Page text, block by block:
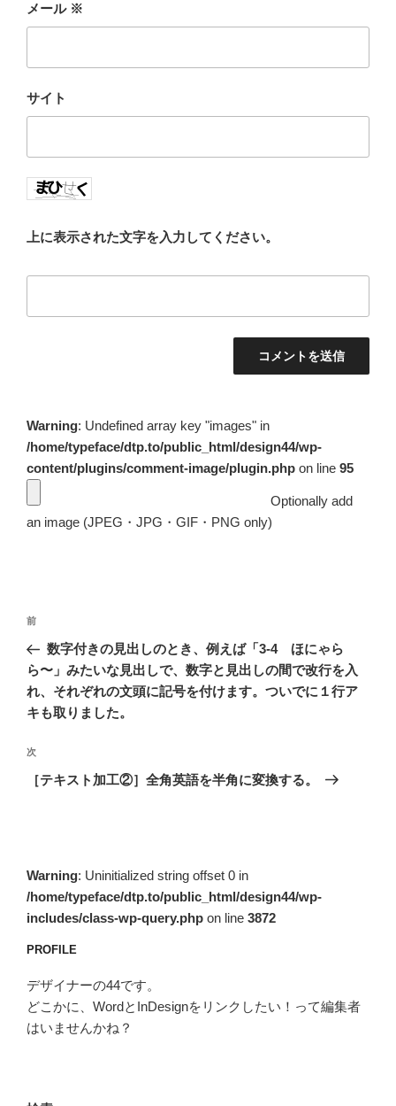
メール ※
サイト
上に表示された文字を入力してください。
Warning: Undefined array key "images" in
/home/typeface/dtp.to/public_html/design44/wp-
content/plugins/comment-image/plugin.php on line 95
Optionally add
an image (JPEG・JPG・GIF・PNG only)
投
ナ
ビ
ゲ
シ
ョ
前
の
投
稿
前
数字付きの見出しのとき、例えば「3-4 ほにゃら
ら〜」みたいな見出しで、数字と見出しの間で改行を入
れ、それぞれの文頭に記号を付けます。ついでに１行ア
キも取りました。
次
の
次
［テキスト加工②］全角英語を半角に変換する。
Warning: Uninitialized string offset 0 in
/home/typeface/dtp.to/public_html/design44/wp-
includes/class-wp-query.php on line 3872
PROFILE
デザイナーの44です。
どこかに、WordとInDesignをリンクしたい！って編集者
はいませんかね？